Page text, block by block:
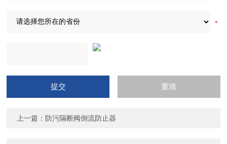
上一篇： 防污隔断阀倒流防止器